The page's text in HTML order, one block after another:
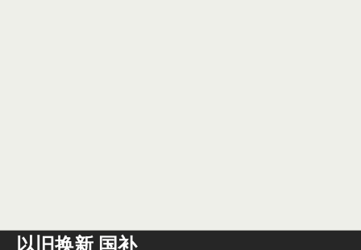
以旧换新 国补